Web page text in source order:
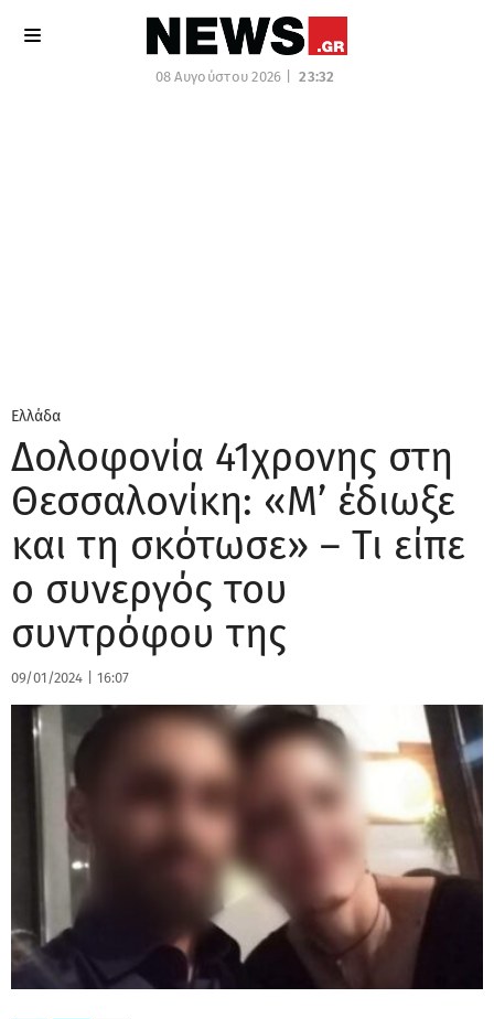
08 Αυγούστου 2026 | 23:32
Ελλάδα
Δολοφονία 41χρονης στη
Θεσσαλονίκη: «Μ’ έδιωξε
και τη σκότωσε» – Τι είπε
ο συνεργός του
συντρόφου της
09/01/2024 16:07